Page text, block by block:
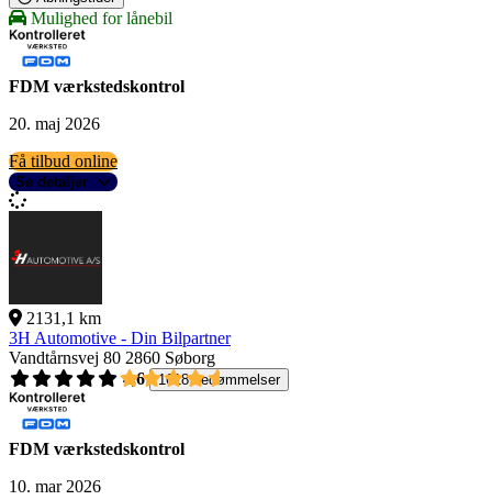
Mulighed for lånebil
FDM værkstedskontrol
20. maj 2026
Få tilbud online
Se detaljer
2131,1 km
3H Automotive - Din Bilpartner
Vandtårnsvej 80 2860 Søborg
4,6
1618 bedømmelser
FDM værkstedskontrol
10. mar 2026